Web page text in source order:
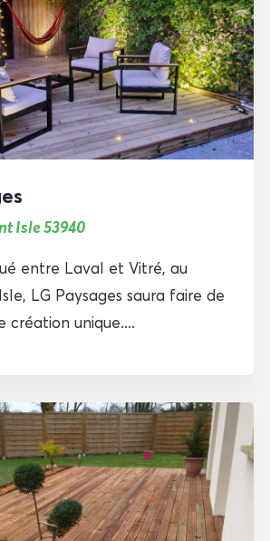
Isle 53940
entre Laval et Vitré, au
LG Paysages saura faire de
création unique....